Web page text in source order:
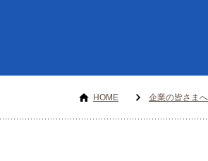
HOME 企業の皆さまへ